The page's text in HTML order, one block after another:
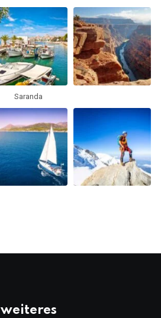
Saranda
weiteres